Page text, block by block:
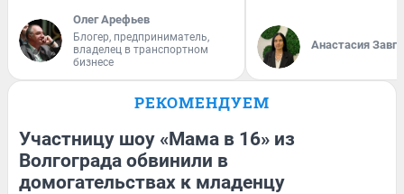
Олег Арефьев
Блогер, предприниматель,
владелец в транспортном
бизнесе
Анастасия
РЕКОМЕНДУЕМ
Участницу шоу «Мама в 16» из
Волгограда обвинили в
домогательствах к младенцу